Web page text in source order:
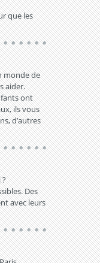
que les
monde de
aider.
ont
ils vous
d’autres
Des
avec leurs